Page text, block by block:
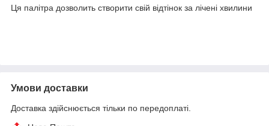
Ця палітра дозволить створити свій відтінок за лічені хвилини
Умови доставки
Доставка здійснюється тільки по передоплаті.